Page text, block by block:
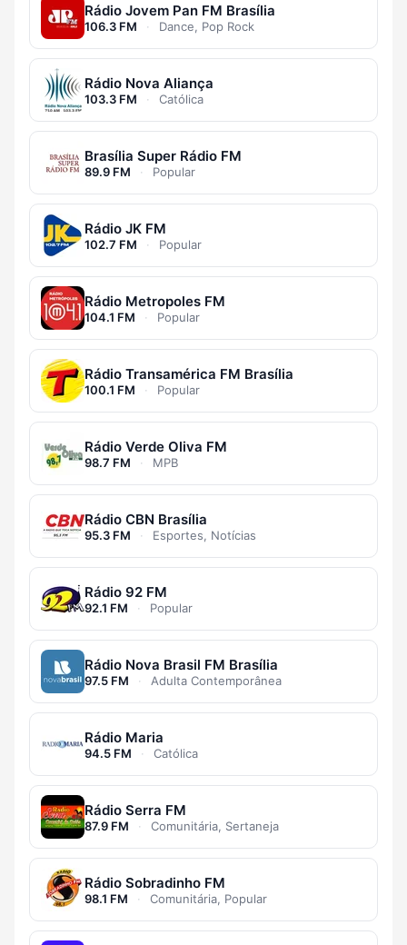
Rádio Jovem Pan FM Brasília
106.3 FM · Dance, Pop Rock
Rádio Nova Aliança
103.3 FM · Católica
Brasília Super Rádio FM
89.9 FM · Popular
Rádio JK FM
102.7 FM · Popular
Rádio Metropoles FM
104.1 FM · Popular
Rádio Transamérica FM Brasília
100.1 FM · Popular
Rádio Verde Oliva FM
98.7 FM · MPB
Rádio CBN Brasília
95.3 FM · Esportes, Notícias
Rádio 92 FM
92.1 FM · Popular
Rádio Nova Brasil FM Brasília
97.5 FM · Adulta Contemporânea
Rádio Maria
94.5 FM · Católica
Rádio Serra FM
87.9 FM · Comunitária, Sertaneja
Rádio Sobradinho FM
98.1 FM · Comunitária, Popular